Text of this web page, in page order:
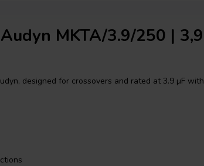
MKTA/3.9/250 | 3,9
designed for crossovers and rated at 3.9 µF with